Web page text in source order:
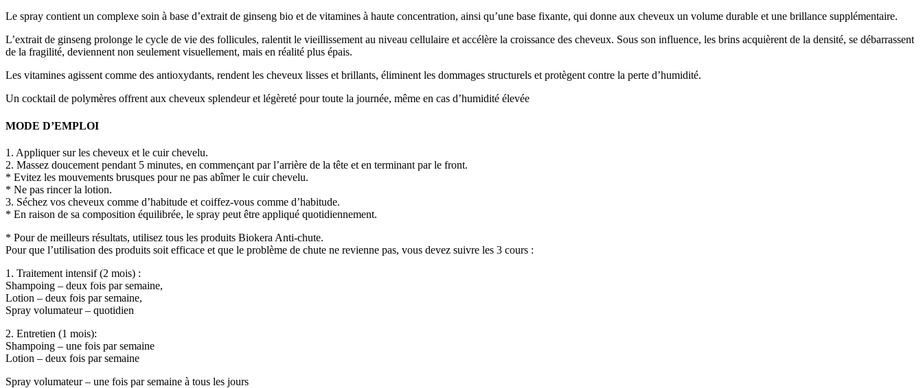
Le spray contient un complexe soin à base d’extrait de ginseng bio et de vitamines à haute concentration, ainsi qu’une base fixante, qui donne aux cheveux un volume durable et une brillance supplémentaire.
L’extrait de ginseng prolonge le cycle de vie des follicules, ralentit le vieillissement au niveau cellulaire et accélère la croissance des cheveux. Sous son influence, les brins acquièrent de la densité, se débarrassent
de la fragilité, deviennent non seulement visuellement, mais en réalité plus épais.
Les vitamines agissent comme des antioxydants, rendent les cheveux lisses et brillants, éliminent les dommages structurels et protègent contre la perte d’humidité.
Un cocktail de polymères offrent aux cheveux splendeur et légèreté pour toute la journée, même en cas d’humidité élevée
MODE D’EMPLOI
1. Appliquer sur les cheveux et le cuir chevelu.
2. Massez doucement pendant 5 minutes, en commençant par l’arrière de la tête et en terminant par le front.
* Evitez les mouvements brusques pour ne pas abîmer le cuir chevelu.
* Ne pas rincer la lotion.
3. Séchez vos cheveux comme d’habitude et coiffez-vous comme d’habitude.
* En raison de sa composition équilibrée, le spray peut être appliqué quotidiennement.
* Pour de meilleurs résultats, utilisez tous les produits Biokera Anti-chute.
Pour que l’utilisation des produits soit efficace et que le problème de chute ne revienne pas, vous devez suivre les 3 cours :
1. Traitement intensif (2 mois) :
Shampoing – deux fois par semaine,
Lotion – deux fois par semaine,
Spray volumateur – quotidien
2. Entretien (1 mois):
Shampoing – une fois par semaine
Lotion – deux fois par semaine
Spray volumateur – une fois par semaine à tous les jours